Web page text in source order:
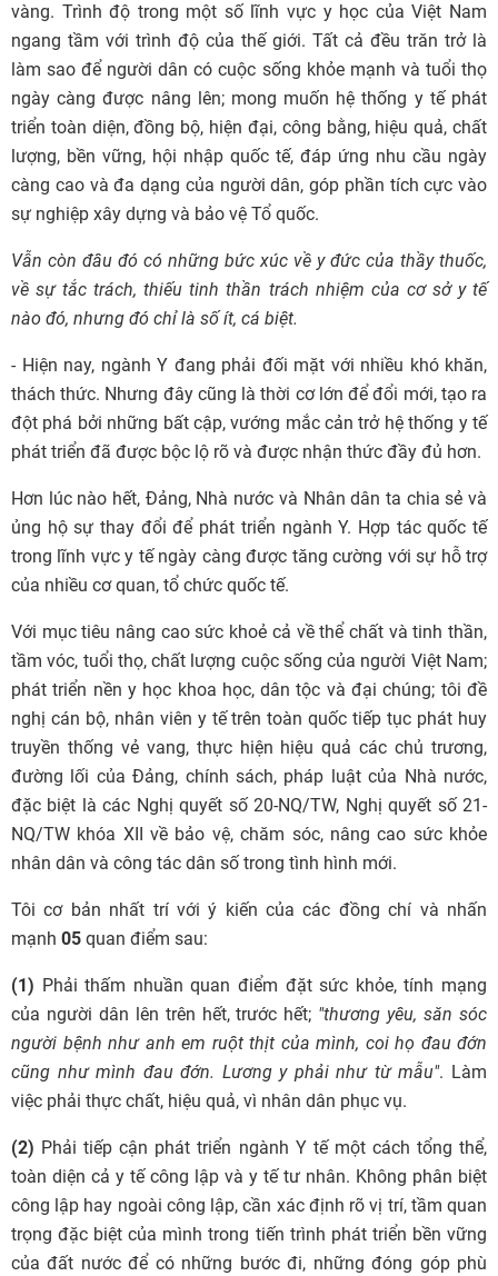
vàng. Trình độ trong một số lĩnh vực y học của Việt Nam
ngang tầm với trình độ của thế giới. Tất cả đều trăn trở là
làm sao để người dân có cuộc sống khỏe mạnh và tuổi thọ
ngày càng được nâng lên; mong muốn hệ thống y tế phát
triển toàn diện, đồng bộ, hiện đại, công bằng, hiệu quả, chất
lượng, bền vững, hội nhập quốc tế, đáp ứng nhu cầu ngày
càng cao và đa dạng của người dân, góp phần tích cực vào
sự nghiệp xây dựng và bảo vệ Tổ quốc.
Vẫn còn đâu đó có những bức xúc về y đức của thầy thuốc,
về sự tắc trách, thiếu tinh thần trách nhiệm của cơ sở y tế
nào đó, nhưng đó chỉ là số ít, cá biệt.
- Hiện nay, ngành Y đang phải đối mặt với nhiều khó khăn,
thách thức. Nhưng đây cũng là thời cơ lớn để đổi mới, tạo ra
đột phá bởi những bất cập, vướng mắc cản trở hệ thống y tế
phát triển đã được bộc lộ rõ và được nhận thức đầy đủ hơn.
Hơn lúc nào hết, Đảng, Nhà nước và Nhân dân ta chia sẻ và
ủng hộ sự thay đổi để phát triển ngành Y. Hợp tác quốc tế
trong lĩnh vực y tế ngày càng được tăng cường với sự hỗ trợ
của nhiều cơ quan, tổ chức quốc tế.
Với mục tiêu nâng cao sức khoẻ cả về thể chất và tinh thần,
tầm vóc, tuổi thọ, chất lượng cuộc sống của người Việt Nam;
phát triển nền y học khoa học, dân tộc và đại chúng; tôi đề
nghị cán bộ, nhân viên y tế trên toàn quốc tiếp tục phát huy
truyền thống vẻ vang, thực hiện hiệu quả các chủ trương,
đường lối của Đảng, chính sách, pháp luật của Nhà nước,
đặc biệt là các Nghị quyết số 20-NQ/TW, Nghị quyết số 21-
NQ/TW khóa XII về bảo vệ, chăm sóc, nâng cao sức khỏe
nhân dân và công tác dân số trong tình hình mới.
Tôi cơ bản nhất trí với ý kiến của các đồng chí và nhấn
mạnh 05 quan điểm sau:
(1) Phải thấm nhuần quan điểm đặt sức khỏe, tính mạng
của người dân lên trên hết, trước hết; "thương yêu, săn sóc
người bệnh như anh em ruột thịt của mình, coi họ đau đớn
cũng như mình đau đớn. Lương y phải như từ mẫu". Làm
việc phải thực chất, hiệu quả, vì nhân dân phục vụ.
(2) Phải tiếp cận phát triển ngành Y tế một cách tổng thể,
toàn diện cả y tế công lập và y tế tư nhân. Không phân biệt
công lập hay ngoài công lập, cần xác định rõ vị trí, tầm quan
trọng đặc biệt của mình trong tiến trình phát triển bền vững
của đất nước để có những bước đi, những đóng góp phù